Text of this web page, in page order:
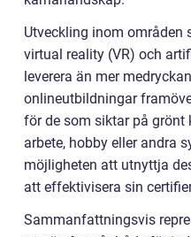
Utveckling inom områden
virtual reality (VR) och
leverera än mer
onlineutbildningar
för de som siktar på grönt
arbete, hobby eller andra
möjligheten att utnyttja
att effektivisera sin
Sammanfattningsvis